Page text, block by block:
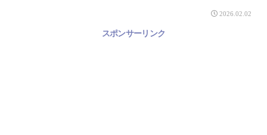
2026.02.02
スポンサーリンク